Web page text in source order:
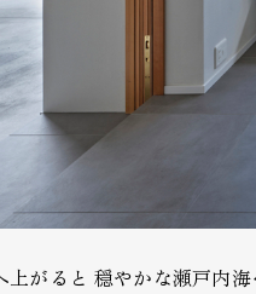
上がると 穏やかな瀬戸内